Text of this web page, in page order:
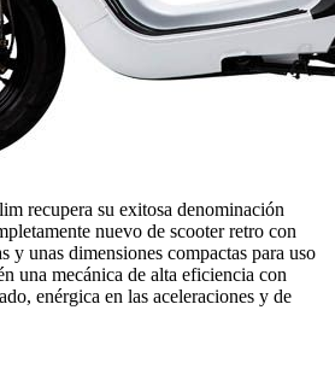
recupera su exitosa denominación
nuevo de scooter retro con
y unas dimensiones compactas para uso
una mecánica de alta eficiencia con
enérgica en las aceleraciones y de